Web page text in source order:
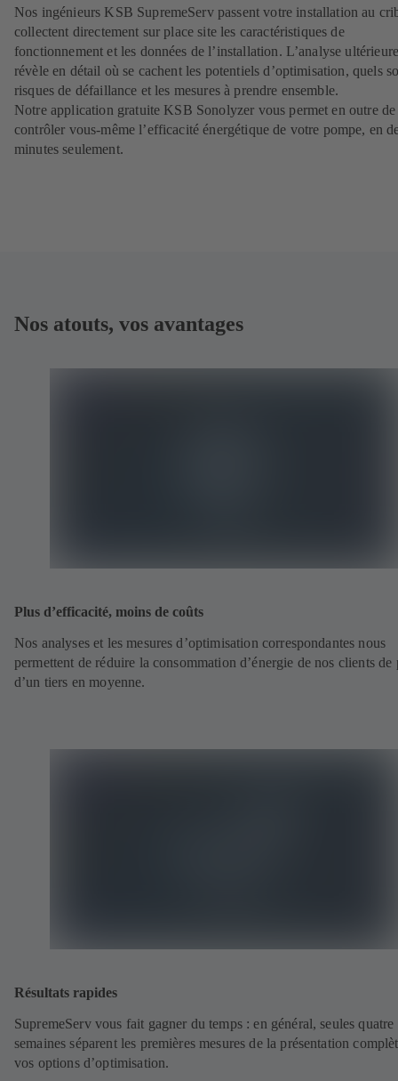
Nos ingénieurs KSB SupremeServ passent votre installation au
collectent directement sur place site les caractéristiques de
fonctionnement et les données de l’installation. L’analyse
révèle en détail où se cachent les potentiels d’optimisation, quels
risques de défaillance et les mesures à prendre ensemble.
Notre application gratuite KSB Sonolyzer vous permet en outre de
contrôler vous-même l’efficacité énergétique de votre pompe, en
minutes seulement.
Nos atouts, vos avantages
Plus d’efficacité, moins de coûts
Nos analyses et les mesures d’optimisation correspondantes nous
permettent de réduire la consommation d’énergie de nos clients de
d’un tiers en moyenne.
Résultats rapides
SupremeServ vous fait gagner du temps : en général, seules quatre
semaines séparent les premières mesures de la présentation
vos options d’optimisation.